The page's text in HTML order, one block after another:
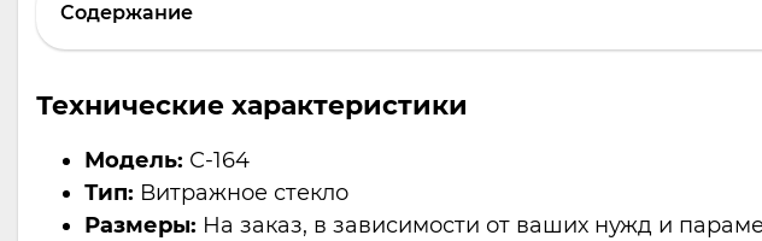
Содержание
Технические характеристики
Модель: С-164
Тип: Витражное стекло
Размеры: На заказ, в зависимости от ваших нужд и